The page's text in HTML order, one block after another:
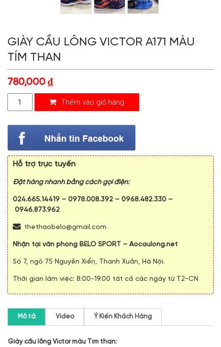
GIÀY CẦU LÔNG VICTOR A171 MÀU
TÍM THAN
780,000 ₫
Thêm vào giỏ hàng
Hỗ trợ trực tuyến
Đặt hàng nhanh bằng cách gọi điện:
024.665.14419 – 0978.008.392 – 0968.482.330 –
0946.873.962
thethaobelo@gmail.com
Nhận tại văn phòng BELO SPORT – Aocaulong.net
Số 7, ngõ 75 Nguyễn Xiển, Thanh Xuân, Hà Nội.
Thời gian làm việc: 8:00-19.00 tất cả các ngày từ T2-CN
Mô tả Video Ý Kiến Khách Hàng
Giày cầu lông Victor màu Tím than: